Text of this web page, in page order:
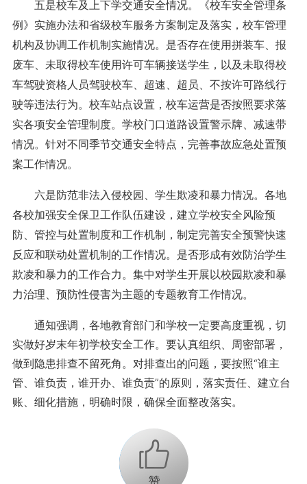
五是校车及上下学交通安全情况。《校车安全管理条
例》实施办法和省级校车服务方案制定及落实，校车管理
机构及协调工作机制实施情况。是否存在使用拼装车、报
废车、未取得校车使用许可车辆接送学生，以及未取得校
车驾驶资格人员驾驶校车、超速、超员、不按许可路线行
驶等违法行为。校车站点设置，校车运营是否按照要求落
实各项安全管理制度。学校门口道路设置警示牌、减速带
情况。针对不同季节交通安全特点，完善事故应急处置预
案工作情况。
六是防范非法入侵校园、学生欺凌和暴力情况。各地
各校加强安全保卫工作队伍建设，建立学校安全风险预
防、管控与处置制度和工作机制，制定完善安全预警快速
反应和联动处置机制的工作情况。是否形成有效防治学生
欺凌和暴力的工作合力。集中对学生开展以校园欺凌和暴
力治理、预防性侵害为主题的专题教育工作情况。
通知强调，各地教育部门和学校一定要高度重视，切
实做好岁末年初学校安全工作。要认真组织、周密部署，
做到隐患排查不留死角。对排查出的问题，要按照“谁主
管、谁负责，谁开办、谁负责”的原则，落实责任、建立台
账、细化措施，明确时限，确保全面整改落实。
+1